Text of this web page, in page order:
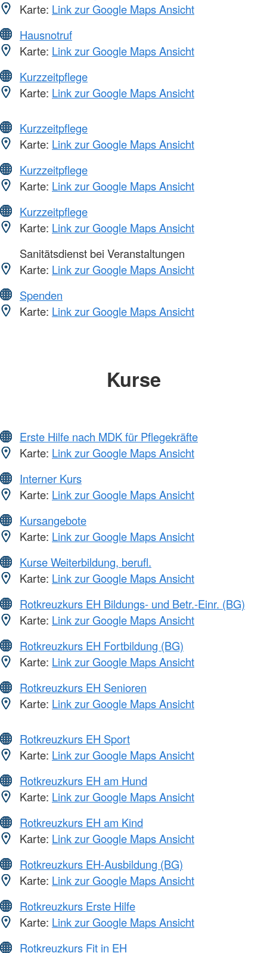
Karte: Link zur Google Maps Ansicht
Hausnotruf
Karte: Link zur Google Maps Ansicht
Kurzzeitpflege
Karte: Link zur Google Maps Ansicht
Kurzzeitpflege
Karte: Link zur Google Maps Ansicht
Kurzzeitpflege
Karte: Link zur Google Maps Ansicht
Kurzzeitpflege
Karte: Link zur Google Maps Ansicht
Sanitätsdienst bei Veranstaltungen
Karte: Link zur Google Maps Ansicht
Spenden
Karte: Link zur Google Maps Ansicht
Kurse
Erste Hilfe nach MDK für Pflegekräfte
Karte: Link zur Google Maps Ansicht
Interner Kurs
Karte: Link zur Google Maps Ansicht
Kursangebote
Karte: Link zur Google Maps Ansicht
Kurse Weiterbildung, berufl.
Karte: Link zur Google Maps Ansicht
Rotkreuzkurs EH Bildungs- und Betr.-Einr. (BG)
Karte: Link zur Google Maps Ansicht
Rotkreuzkurs EH Fortbildung (BG)
Karte: Link zur Google Maps Ansicht
Rotkreuzkurs EH Senioren
Karte: Link zur Google Maps Ansicht
Rotkreuzkurs EH Sport
Karte: Link zur Google Maps Ansicht
Rotkreuzkurs EH am Hund
Karte: Link zur Google Maps Ansicht
Rotkreuzkurs EH am Kind
Karte: Link zur Google Maps Ansicht
Rotkreuzkurs EH-Ausbildung (BG)
Karte: Link zur Google Maps Ansicht
Rotkreuzkurs Erste Hilfe
Karte: Link zur Google Maps Ansicht
Rotkreuzkurs Fit in EH